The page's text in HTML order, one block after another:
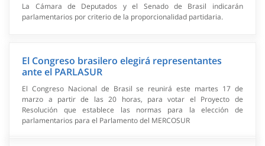
La Cámara de Deputados y el Senado de Brasil indicarán
parlamentarios por criterio de la proporcionalidad partidaria.
El Congreso brasilero elegirá representantes
ante el PARLASUR
El Congreso Nacional de Brasil se reunirá este martes 17 de
marzo a partir de las 20 horas, para votar el Proyecto de
Resolución que establece las normas para la elección de
parlamentarios para el Parlamento del MERCOSUR